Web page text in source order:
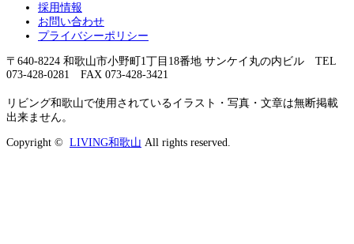
採用情報
お問い合わせ
プライバシーポリシー
〒640-8224 和歌山市小野町1丁目18番地 サンケイ丸の内ビル TEL
073-428-0281 FAX 073-428-3421
リビング和歌山で使用されているイラスト・写真・文章は無断掲載
出来ません。
Copyright © LIVING和歌山 All rights reserved.